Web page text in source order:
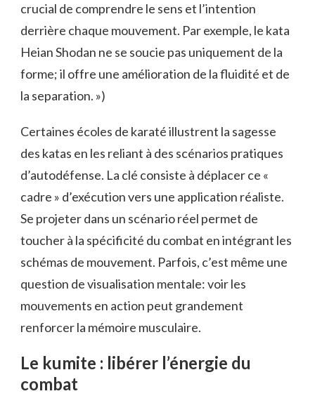
crucial de comprendre le sens et l’intention
derrière chaque mouvement. Par exemple, le kata
Heian Shodan ne se soucie pas uniquement de la
forme; il offre une amélioration de la fluidité et de
la separation. »)
Certaines écoles de karaté illustrent la sagesse
des katas en les reliant à des scénarios pratiques
d’autodéfense. La clé consiste à déplacer ce «
cadre » d’exécution vers une application réaliste.
Se projeter dans un scénario réel permet de
toucher à la spécificité du combat en intégrant les
schémas de mouvement. Parfois, c’est même une
question de visualisation mentale: voir les
mouvements en action peut grandement
renforcer la mémoire musculaire.
Le kumite : libérer l’énergie du
combat